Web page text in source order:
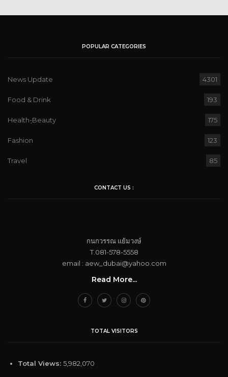
POPULAR CATEGORIES
News Update 4301
Food & Drink 193
Health-ฺBeauty 175
Fashion 123
Travel 85
CONTACT US :
กนกวรรณ​ แย้ม​วงษ์
T.081-578-5558
email : aew_dubai@yahoo.com​
Read More...
TOTAL VISITORS
Total Views: 5,982,070